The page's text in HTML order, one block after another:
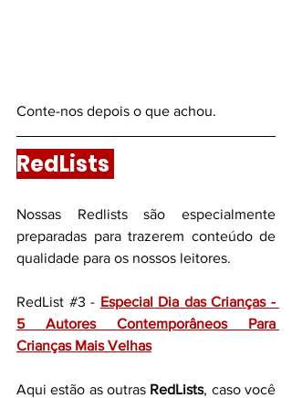
Conte-nos depois o que achou.
RedLists
Nossas Redlists são especialmente
preparadas para trazerem conteúdo de
qualidade para os nossos leitores.
RedList #3 - Especial Dia das Crianças -
5 Autores Contemporâneos Para
Crianças Mais Velhas
Aqui estão as outras RedLists, caso você